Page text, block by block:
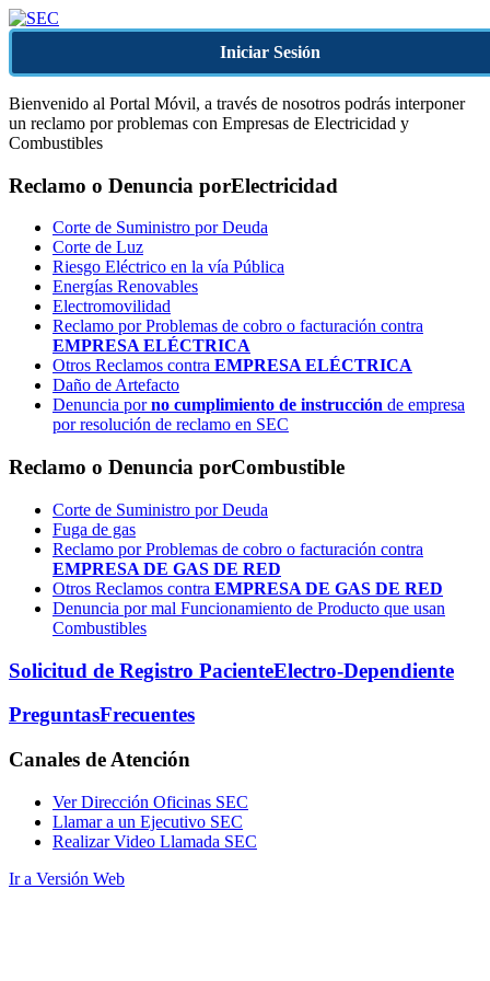
Iniciar Sesión
Bienvenido al Portal Móvil, a través de nosotros podrás interponer
un reclamo por problemas con Empresas de Electricidad y
Combustibles
Reclamo o Denuncia porElectricidad
Corte de Suministro por Deuda
Corte de Luz
Riesgo Eléctrico en la vía Pública
Energías Renovables
Electromovilidad
Reclamo por Problemas de cobro o facturación contra
EMPRESA ELÉCTRICA
Otros Reclamos contra EMPRESA ELÉCTRICA
Daño de Artefacto
Denuncia porno cumplimiento de instrucción de empresa
por resolución de reclamo en SEC
Reclamo o Denuncia porCombustible
Corte de Suministro por Deuda
Fuga de gas
Reclamo por Problemas de cobro o facturación contra
EMPRESA DE GAS DE RED
Otros Reclamos contra EMPRESA DE GAS DE RED
Denuncia por mal Funcionamiento de Producto que usan
Combustibles
Solicitud de Registro PacienteElectro-Dependiente
PreguntasFrecuentes
Canales de Atención
Ver Dirección Oficinas SEC
Llamar a un Ejecutivo SEC
Realizar Video Llamada SEC
Ir a Versión Web